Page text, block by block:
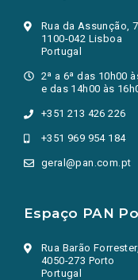
Rua da Assunção,
1100-042 Lisboa
Portugal
2ª a 6ª das 10h00
e das 14h00 às
+351 213 426 226
+351 969 954 184
geral@pan.com.pt
Espaço PAN
Rua Barão
4050-273 Porto
Portugal